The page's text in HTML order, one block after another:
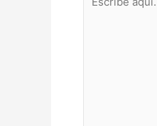
aquí...